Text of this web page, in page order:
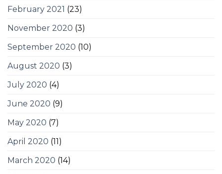
February 2021 (23)
November 2020 (3)
September 2020 (10)
August 2020 (3)
July 2020 (4)
June 2020 (9)
May 2020 (7)
April 2020 (11)
March 2020 (14)